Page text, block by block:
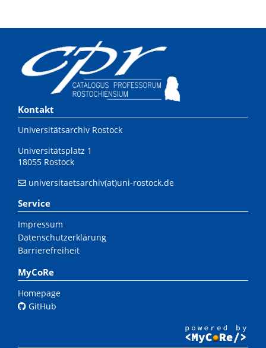
Kontakt
Universitätsarchiv Rostock
Universitätsplatz 1
18055 Rostock
universitaetsarchiv(at)uni-rostock.de
Service
Impressum
Datenschutzerklärung
Barrierefreiheit
MyCoRe
Homepage
GitHub